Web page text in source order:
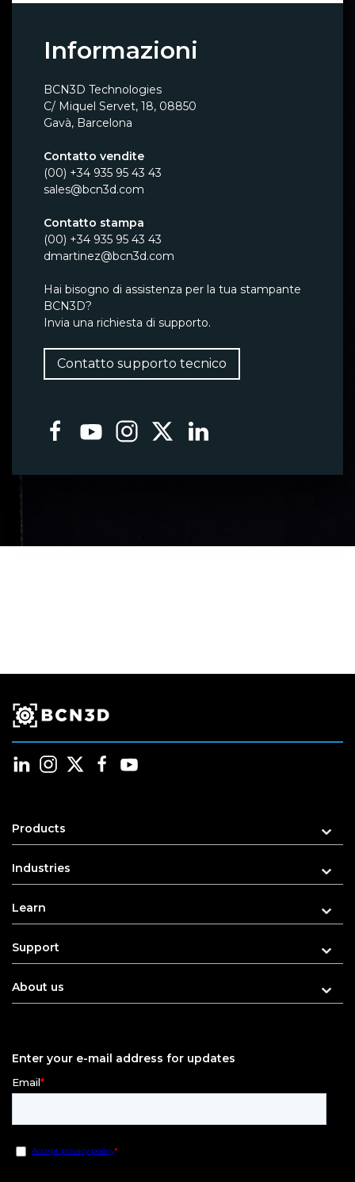
Informazioni
BCN3D Technologies
C/ Miquel Servet, 18, 08850
Gavà, Barcelona
Contatto vendite
(00) +34 935 95 43 43
sales@bcn3d.com
Contatto stampa
(00) +34 935 95 43 43
dmartinez@bcn3d.com
Hai bisogno di assistenza per la tua stampante
BCN3D?
Invia una richiesta di supporto.
Contatto supporto tecnico
Products
Industries
Learn
Support
About us
Enter your e-mail address for updates